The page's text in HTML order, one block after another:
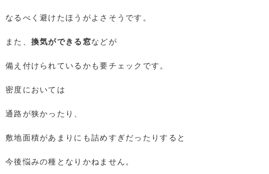
なるべく避けたほうがよさそうです。
また、 換気ができる窓などが
備え付けられているかも要チェックです。
密度においては
通路が狭かったり、
敷地面積があまりにも詰めすぎだったりすると
今後悩みの種となりかねません。